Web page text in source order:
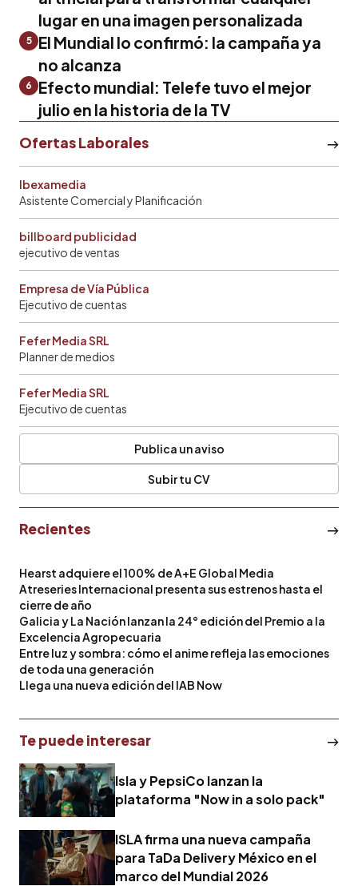
lugar en una imagen personalizada
5
El Mundial lo confirmó: la campaña ya
no alcanza
6
Efecto mundial: Telefe tuvo el mejor
julio en la historia de la TV
Ofertas Laborales
Ibexamedia
Asistente Comercial y Planificación
billboard publicidad
ejecutivo de ventas
Empresa de Vía Pública
Ejecutivo de cuentas
Fefer Media SRL
Planner de medios
Fefer Media SRL
Ejecutivo de cuentas
Publica un aviso
Subir tu CV
Recientes
Hearst adquiere el 100% de A+E Global Media
Atreseries Internacional presenta sus estrenos hasta el
cierre de año
Galicia y La Nación lanzan la 24° edición del Premio a la
Excelencia Agropecuaria
Entre luz y sombra: cómo el anime refleja las emociones
de toda una generación
Llega una nueva edición del IAB Now
Te puede interesar
Isla y PepsiCo lanzan la
plataforma "Now in a solo pack"
ISLA firma una nueva campaña
para TaDa Delivery México en el
marco del Mundial 2026